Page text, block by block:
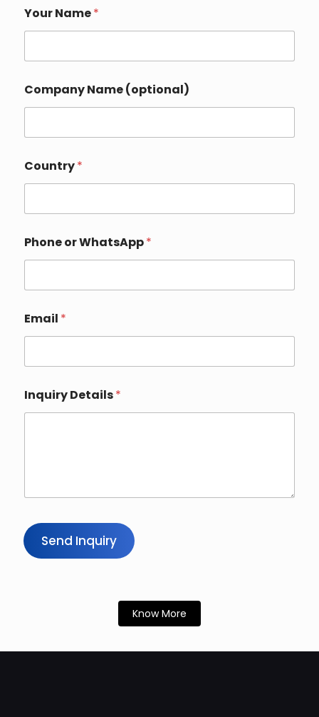
a
m
Y
u
r
Y
u
Your Name*
Company Name (optional)
Country*
Phone or WhatsApp*
Email *
Inquiry Details*
Send Inquiry
Know More